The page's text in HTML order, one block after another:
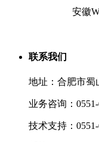
安徽
联系我们
地址：合肥市蜀
业务咨询：
技术支持：